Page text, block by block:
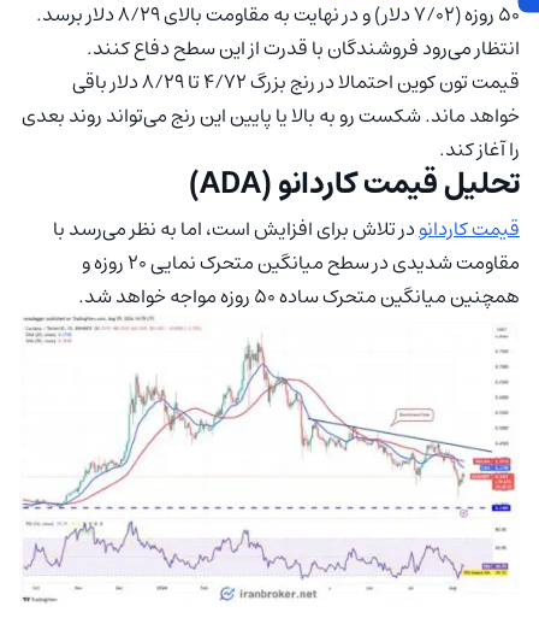
۵۰ روزه (۷/۰۲ دلار) و در نهایت به مقاومت بالای ۸/۲۹ دلار برسد.
انتظار می‌رود فروشندگان با قدرت از این سطح دفاع کنند.
قیمت تون کوین احتمالا در رنج بزرگ ۴/۷۲ تا ۸/۲۹ دلار باقی
خواهد ماند. شکست رو به بالا یا پایین این رنج می‌تواند روند بعدی
را آغاز کند.
تحلیل قیمت کاردانو (ADA)
قیمت کاردانودر تلاش برای افزایش است، اما به نظر می‌رسد با
مقاومت شدیدی در سطح میانگین متحرک نمایی ۲۰ روزه و
همچنین میانگین متحرک ساده ۵۰ روزه مواجه خواهد شد.